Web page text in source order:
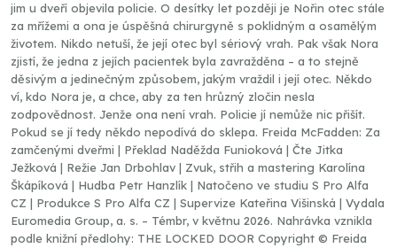
jim u dveří objevila policie. O desítky let později je Nořin otec stále
za mřížemi a ona je úspěšná chirurgyně s poklidným a osamělým
životem. Nikdo netuší, že její otec byl sériový vrah. Pak však Nora
zjistí, že jedna z jejích pacientek byla zavražděna – a to stejně
děsivým a jedinečným způsobem, jakým vraždil i její otec. Někdo
ví, kdo Nora je, a chce, aby za ten hrůzný zločin nesla
zodpovědnost. Jenže ona není vrah. Policie jí nemůže nic přišít.
Pokud se jí tedy někdo nepodívá do sklepa. Freida McFadden: Za
zamčenými dveřmi | Překlad Naděžda Funioková | Čte Jitka
Ježková | Režie Jan Drbohlav | Zvuk, střih a mastering Karolína
Škápíková | Hudba Petr Hanzlík | Natočeno ve studiu S Pro Alfa
CZ | Produkce S Pro Alfa CZ | Supervize Kateřina Višinská | Vydala
Euromedia Group, a. s. – Témbr, v květnu 2026. Nahrávka vznikla
podle knižní předlohy: THE LOCKED DOOR Copyright © Freida